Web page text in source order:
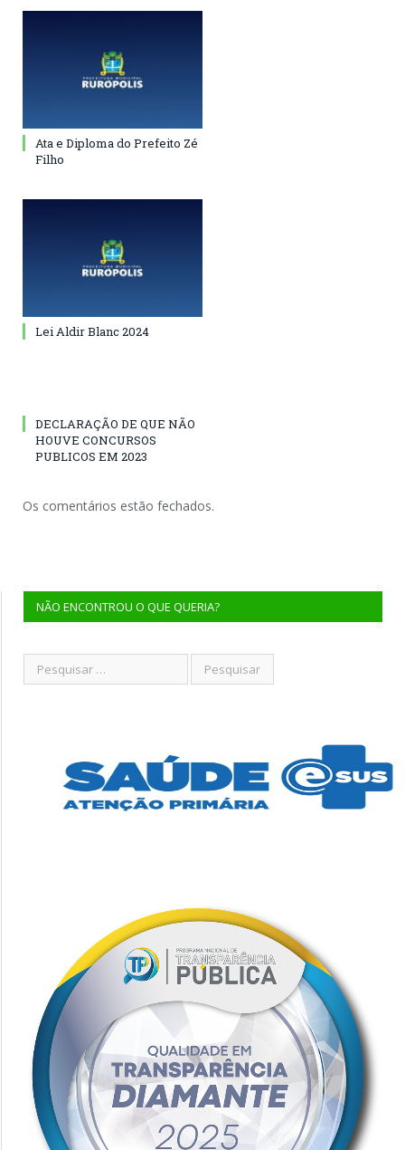
Ata e Diploma do Prefeito Zé
Filho
Lei Aldir Blanc 2024
DECLARAÇÃO DE QUE NÃO
HOUVE CONCURSOS
PUBLICOS EM 2023
Os comentários estão fechados.
NÃO ENCONTROU O QUE QUERIA?